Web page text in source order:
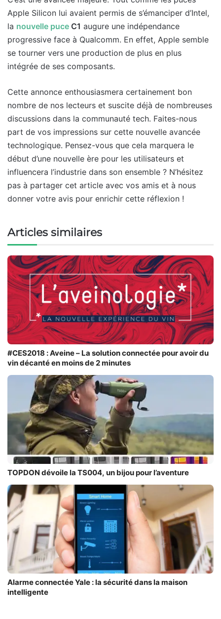
Apple Silicon lui avaient permis de s’émanciper d’Intel,
la nouvelle puce C1 augure une indépendance
progressive face à Qualcomm. En effet, Apple semble
se tourner vers une production de plus en plus
intégrée de ses composants.
Cette annonce enthousiasmera certainement bon
nombre de nos lecteurs et suscite déjà de nombreuses
discussions dans la communauté tech. Faites-nous
part de vos impressions sur cette nouvelle avancée
technologique. Pensez-vous que cela marquera le
début d’une nouvelle ère pour les utilisateurs et
influencera l’industrie dans son ensemble ? N’hésitez
pas à partager cet article avec vos amis et à nous
donner votre avis pour enrichir cette réflexion !
Articles similaires
#CES2018 : Aveine – La solution connectée pour avoir du
vin décanté en moins de 2 minutes
TOPDON dévoile la TS004, un bijou pour l’aventure
Alarme connectée Yale : la sécurité dans la maison
intelligente